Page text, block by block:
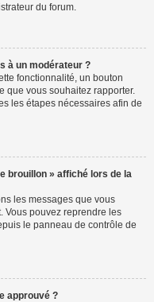
du forum.
à un modérateur ?
fonctionnalité, un bouton
que vous souhaitez rapporter.
les étapes nécessaires afin de
brouillon » affiché lors de la
les messages que vous
Vous pouvez reprendre les
le panneau de contrôle de
approuvé ?